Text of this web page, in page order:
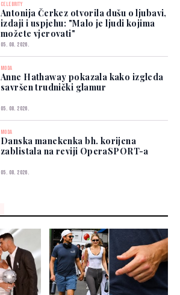
CELEBRITY
Antonija Čerkez otvorila dušu o ljubavi,
izdaji i uspjehu: "Malo je ljudi kojima
možete vjerovati"
05. 08. 2026.
MODA
Anne Hathaway pokazala kako izgleda
savršen trudnički glamur
05. 08. 2026.
MODA
Danska manekenka bh. korijena
zablistala na reviji OperaSPORT-a
05. 08. 2026.